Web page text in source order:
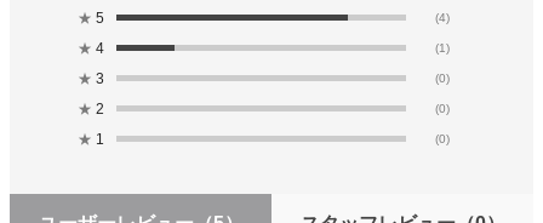
★ 5 (4)
★ 4 (1)
★ 3 (0)
★ 2 (0)
★ 1 (0)